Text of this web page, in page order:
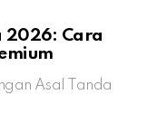
2026: Cara
Asal Tanda